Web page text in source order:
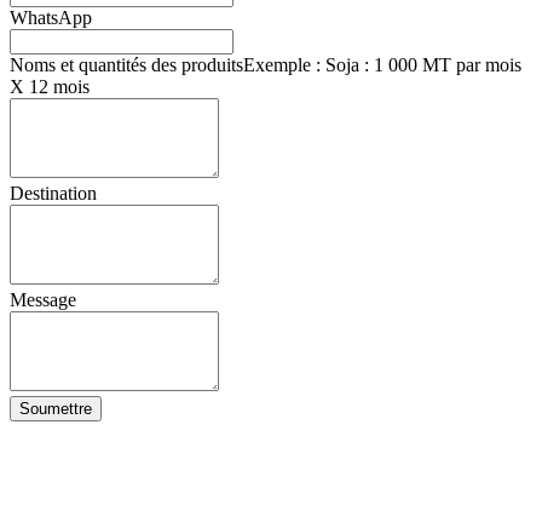
WhatsApp
Noms et quantités des produitsExemple : Soja : 1 000 MT par mois
X 12 mois
Destination
Message
Soumettre